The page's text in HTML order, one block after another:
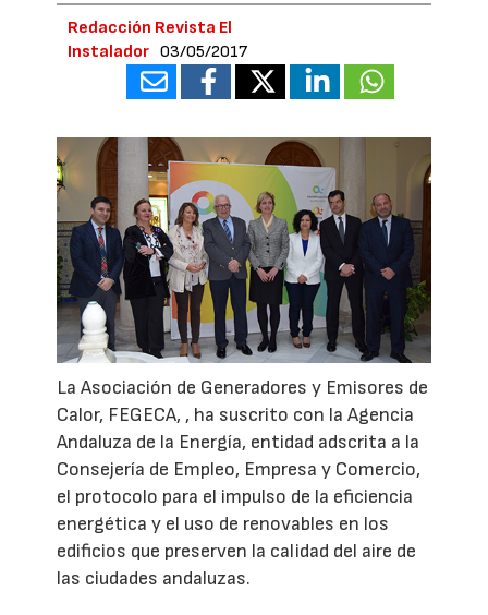
Redacción Revista El
Instalador 03/05/2017
La Asociación de Generadores y Emisores de
Calor, FEGECA, , ha suscrito con la Agencia
Andaluza de la Energía, entidad adscrita a la
Consejería de Empleo, Empresa y Comercio,
el protocolo para el impulso de la eficiencia
energética y el uso de renovables en los
edificios que preserven la calidad del aire de
las ciudades andaluzas.